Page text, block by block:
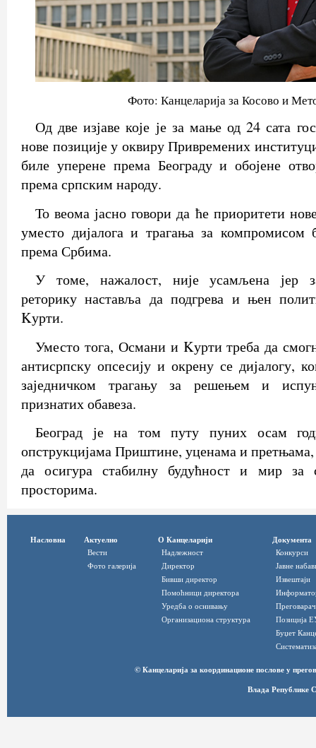
Фото: Канцеларија за Косово и
Од две изјаве које је за мање од 24 сата
нове позиције у оквиру Привремених
биле уперене према Београду и обојене
према српским народу.
То веома јасно говори да ће приоритети
уместо дијалога и трагања за
према Србима.
У томе, нажалост, није усамљена јер
реторику наставља да подгрева и њен
Kурти.
Уместо тога, Османи и Kурти треба да
антисрпску опсесију и окрену се дијалогу,
заједничком трагању за решењем и
признатих обавеза.
Београд је на том путу пуних осам
опструкцијама Приштине, уценама и претњама,
да осигура стабилну будућност и мир за
просторима.
Насловна Актуелно
Вести
Фото галерија
О Канцеларији
Надлежност
Директор
Бивши директор
Помоћници директора
Уредба о оснивању
Организациона структура
Документа
Конкурси
Јавне
Извештаји
Позиција
Буџет
© Канцеларија за координационе послове у
Влада Републике